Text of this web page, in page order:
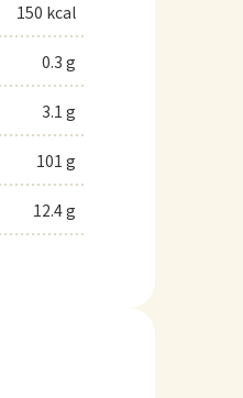
150 kcal
0.3 g
3.1 g
101 g
12.4 g